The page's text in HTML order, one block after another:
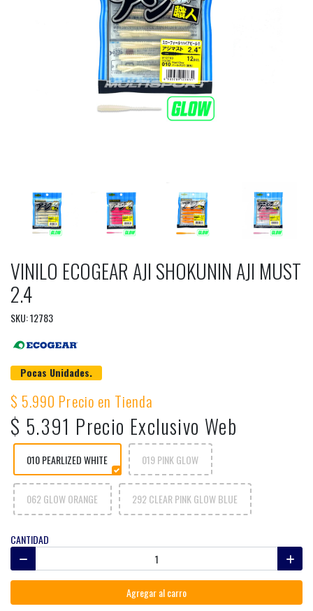
VINILO ECOGEAR AJI SHOKUNIN AJI MUST
2.4
SKU: 12783
Pocas Unidades.
$ 5.990 Precio en Tienda
$ 5.391 Precio Exclusivo Web
010 PEARLIZED WHITE 019 PINK GLOW
062 GLOW ORANGE 292 CLEAR PINK GLOW BLUE
CANTIDAD
Agregar al carro